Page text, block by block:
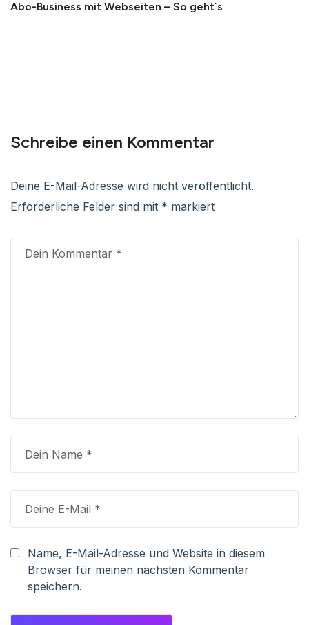
Abo-Business mit Webseiten – So geht´s
Schreibe einen Kommentar
Deine E-Mail-Adresse wird nicht veröffentlicht.
Erforderliche Felder sind mit * markiert
Name, E-Mail-Adresse und Website in diesem
Browser für meinen nächsten Kommentar
speichern.